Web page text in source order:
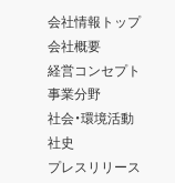
会社情報トップ
会社概要
経営コンセプト
事業分野
社会・環境活動
社史
プレスリリース